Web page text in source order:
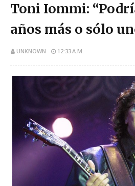
Toni Iommi:
años más o sólo
UNKNOWN 12:33 A.M.